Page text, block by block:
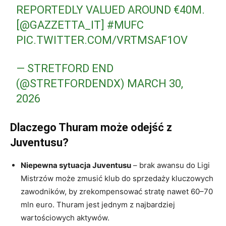
REPORTEDLY VALUED AROUND €40M.
@GAZZETTA_IT #MUFC
PIC.TWITTER.COM/VRTMSAF1OV
— STRETFORD END
(@STRETFORDENDX) MARCH 30,
2026
Dlaczego Thuram może odejść z
Juventusu?
Niepewna sytuacja Juventusu – brak awansu do Ligi
Mistrzów może zmusić klub do sprzedaży kluczowych
zawodników, by zrekompensować stratę nawet 60–70
mln euro. Thuram jest jednym z najbardziej
wartościowych aktywów.